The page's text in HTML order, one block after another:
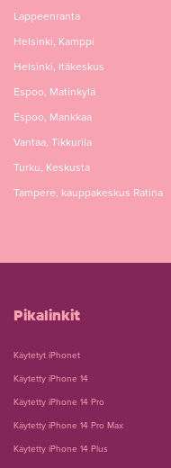
Lappeenranta
Helsinki, Kamppi
Helsinki, Itäkeskus
Espoo, Matinkylä
Espoo, Mankkaa
Vantaa, Tikkurila
Turku, Keskusta
Tampere, kauppakeskus Ratina
Pikalinkit
Käytetyt iPhonet
Käytetty iPhone 14
Käytetty iPhone 14 Pro
Käytetty iPhone 14 Pro Max
Käytetty iPhone 14 Plus